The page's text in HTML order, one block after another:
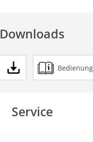
Downloads
Service